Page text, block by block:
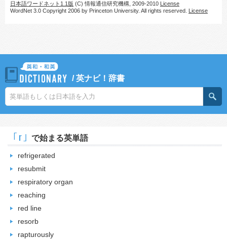
日本語ワードネット1.1版 (C) 情報通信研究機構, 2009-2010 License
WordNet 3.0 Copyright 2006 by Princeton University. All rights reserved. License
/英ナビ！辞書
｢r｣ で始まる英単語
refrigerated
resubmit
respiratory organ
reaching
red line
resorb
rapturously